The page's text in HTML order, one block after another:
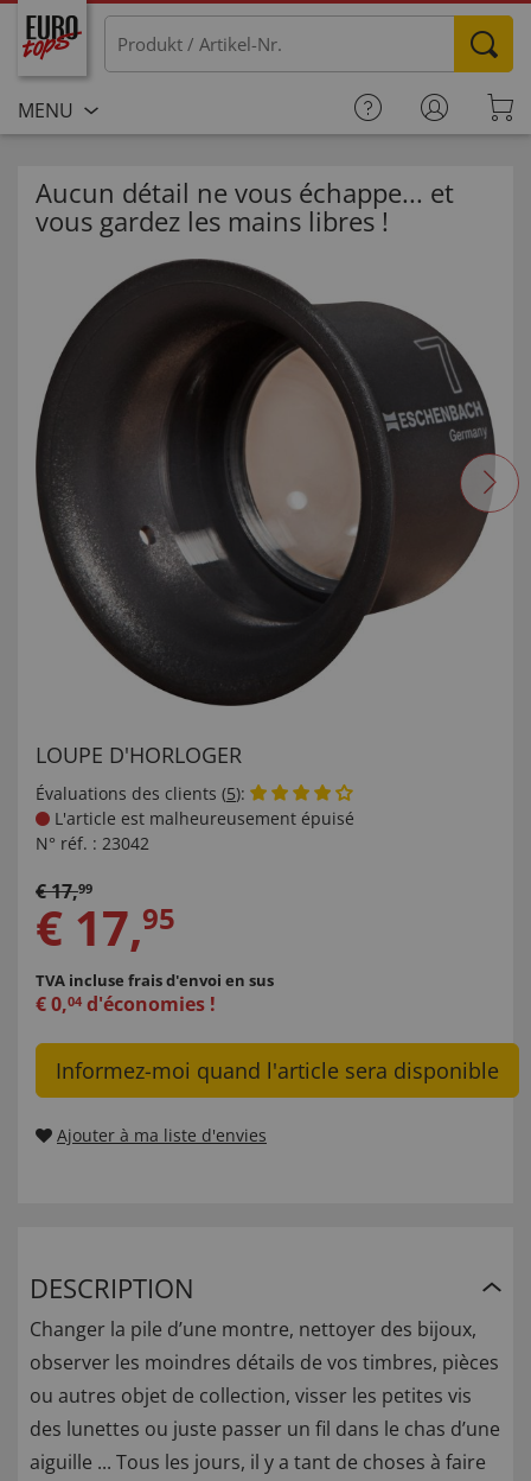
MENU
Aucun détail ne vous échappe... et
vous gardez les mains libres !
LOUPE D'HORLOGER
Évaluations des clients (5):
L'article est malheureusement épuisé
N° réf. : 23042
€17,99
€ 17,95
TVA incluse frais d'envoi en sus
€0,04 d'économies !
Informez-moi quand l'article sera disponible
Ajouter à ma liste d'envies
DESCRIPTION
Changer la pile d’une montre, nettoyer des bijoux,
observer les moindres détails de vos timbres, pièces
ou autres objet de collection, visser les petites vis
des lunettes ou juste passer un fil dans le chas d’une
aiguille ... Tous les jours, il y a tant de choses à faire